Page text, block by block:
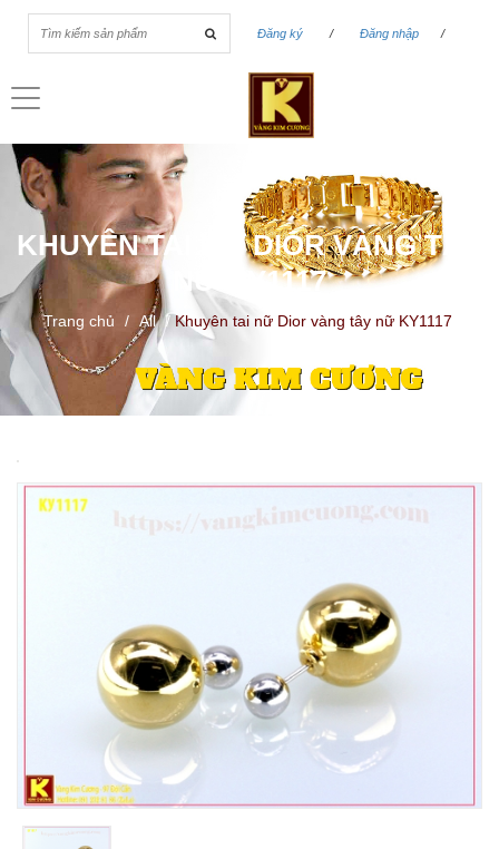
Đăng ký / Đăng nhập /
Toggle
KHUYÊN TAI NỮ DIOR VÀNG TÂY
NỮ KY1117
Trang chủ / All / Khuyên tai nữ Dior vàng tây nữ KY1117